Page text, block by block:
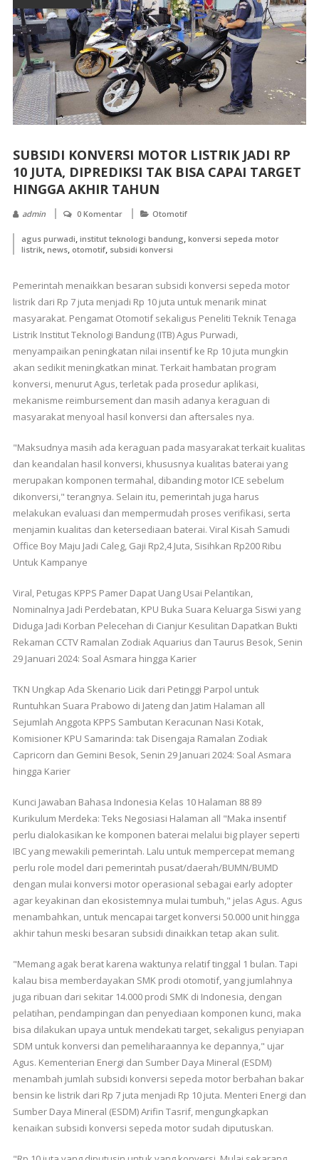
SUBSIDI KONVERSI MOTOR LISTRIK JADI RP
10 JUTA, DIPREDIKSI TAK BISA CAPAI TARGET
HINGGA AKHIR TAHUN
admin 0 Komentar Otomotif
agus purwadi, institut teknologi bandung, konversi sepeda motor
listrik, news, otomotif, subsidi konversi
Pemerintah menaikkan besaran subsidi konversi sepeda motor
listrik dari Rp 7 juta menjadi Rp 10 juta untuk menarik minat
masyarakat. Pengamat Otomotif sekaligus Peneliti Teknik Tenaga
Listrik Institut Teknologi Bandung (ITB) Agus Purwadi,
menyampaikan peningkatan nilai insentif ke Rp 10 juta mungkin
akan sedikit meningkatkan minat. Terkait hambatan program
konversi, menurut Agus, terletak pada prosedur aplikasi,
mekanisme reimbursement dan masih adanya keraguan di
masyarakat menyoal hasil konversi dan aftersales nya.
"Maksudnya masih ada keraguan pada masyarakat terkait kualitas
dan keandalan hasil konversi, khususnya kualitas baterai yang
merupakan komponen termahal, dibanding motor ICE sebelum
dikonversi," terangnya. Selain itu, pemerintah juga harus
melakukan evaluasi dan mempermudah proses verifikasi, serta
menjamin kualitas dan ketersediaan baterai. Viral Kisah Samudi
Office Boy Maju Jadi Caleg, Gaji Rp2,4 Juta, Sisihkan Rp200 Ribu
Untuk Kampanye
Viral, Petugas KPPS Pamer Dapat Uang Usai Pelantikan,
Nominalnya Jadi Perdebatan, KPU Buka Suara Keluarga Siswi yang
Diduga Jadi Korban Pelecehan di Cianjur Kesulitan Dapatkan Bukti
Rekaman CCTV Ramalan Zodiak Aquarius dan Taurus Besok, Senin
29 Januari 2024: Soal Asmara hingga Karier
TKN Ungkap Ada Skenario Licik dari Petinggi Parpol untuk
Runtuhkan Suara Prabowo di Jateng dan Jatim Halaman all
Sejumlah Anggota KPPS Sambutan Keracunan Nasi Kotak,
Komisioner KPU Samarinda: tak Disengaja Ramalan Zodiak
Capricorn dan Gemini Besok, Senin 29 Januari 2024: Soal Asmara
hingga Karier
Kunci Jawaban Bahasa Indonesia Kelas 10 Halaman 88 89
Kurikulum Merdeka: Teks Negosiasi Halaman all "Maka insentif
perlu dialokasikan ke komponen baterai melalui big player seperti
IBC yang mewakili pemerintah. Lalu untuk mempercepat memang
perlu role model dari pemerintah pusat/daerah/BUMN/BUMD
dengan mulai konversi motor operasional sebagai early adopter
agar keyakinan dan ekosistemnya mulai tumbuh," jelas Agus. Agus
menambahkan, untuk mencapai target konversi 50.000 unit hingga
akhir tahun meski besaran subsidi dinaikkan tetap akan sulit.
"Memang agak berat karena waktunya relatif tinggal 1 bulan. Tapi
kalau bisa memberdayakan SMK prodi otomotif, yang jumlahnya
juga ribuan dari sekitar 14.000 prodi SMK di Indonesia, dengan
pelatihan, pendampingan dan penyediaan komponen kunci, maka
bisa dilakukan upaya untuk mendekati target, sekaligus penyiapan
SDM untuk konversi dan pemeliharaannya ke depannya," ujar
Agus. Kementerian Energi dan Sumber Daya Mineral (ESDM)
menambah jumlah subsidi konversi sepeda motor berbahan bakar
bensin ke listrik dari Rp 7 juta menjadi Rp 10 juta. Menteri Energi dan
Sumber Daya Mineral (ESDM) Arifin Tasrif, mengungkapkan
kenaikan subsidi konversi sepeda motor sudah diputuskan.